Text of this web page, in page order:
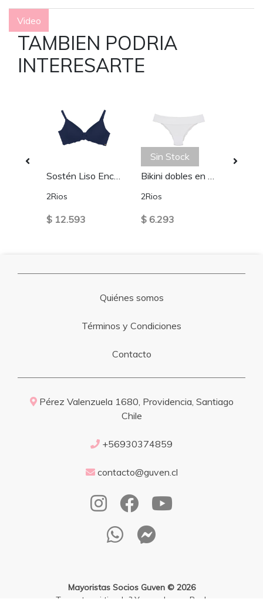
Video
TAMBIEN PODRIA
INTERESARTE
Sostén Liso Encaje Azul
2Rios
$ 12.593
Sin Stock
Bikini dobles en cintura y encaje Blanco
2Rios
$ 6.293
Quiénes somos
Términos y Condiciones
Contacto
Pérez Valenzuela 1680, Providencia, Santiago
Chile
+56930374859
contacto@guven.cl
Mayoristas Socios Guven © 2026
¿Te gusta mi tienda? Yo vendo con Bsale